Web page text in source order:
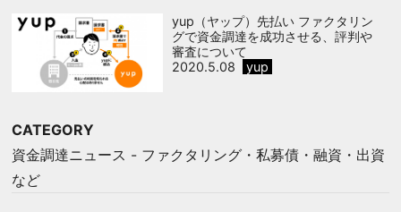
yup（ヤップ）先払い ファクタリン
グで資金調達を成功させる、評判や
審査について
2020.5.08
yup
CATEGORY
資金調達ニュース - ファクタリング・私募債・融資・出資
など